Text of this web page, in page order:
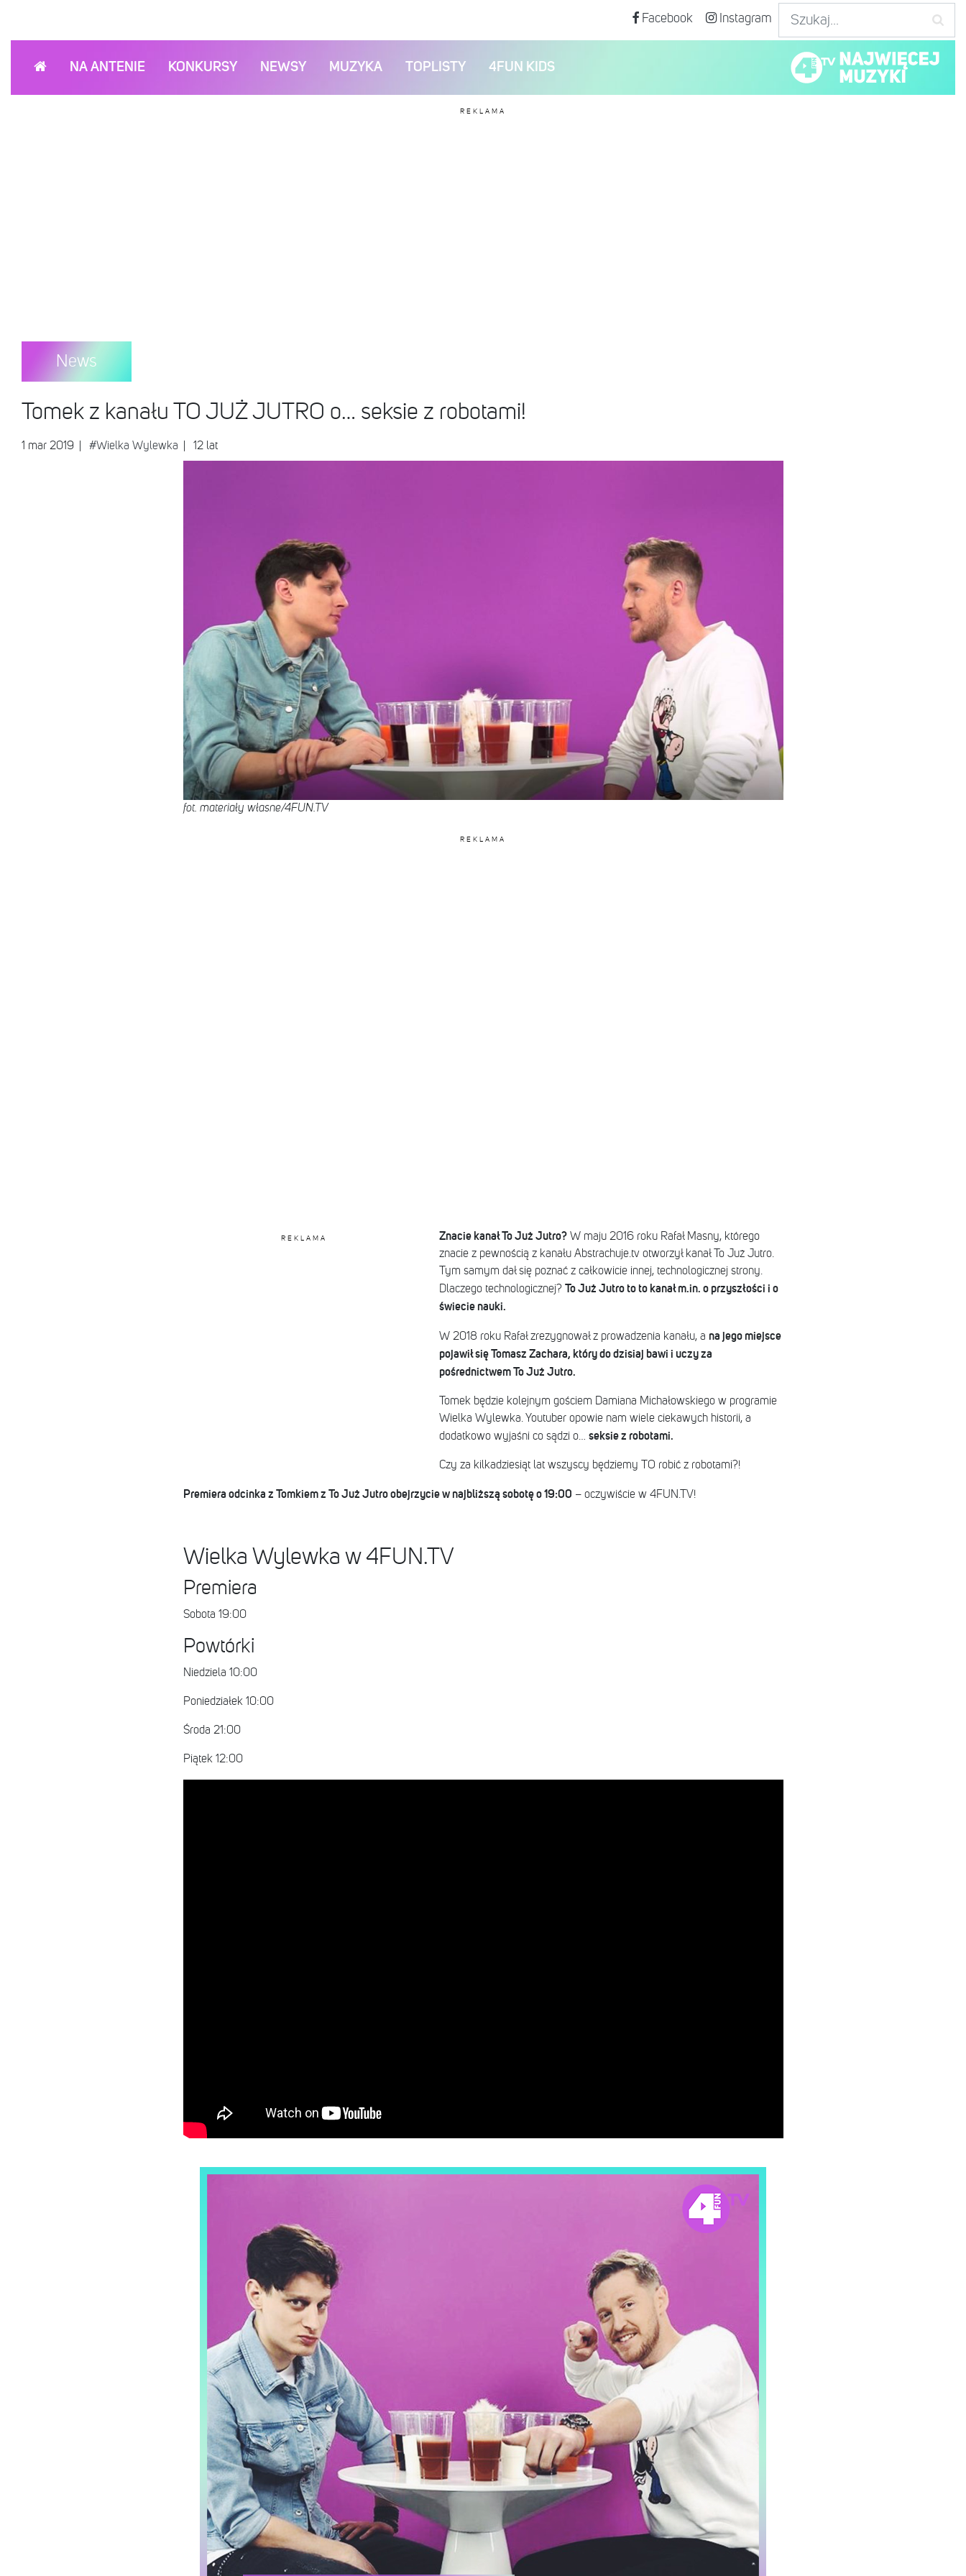
Facebook Instagram
NA ANTENIE KONKURSY NEWSY MUZYKA TOPLISTY 4FUN KIDS
REKLAMA
News
Tomek z kanału TO JUŻ JUTRO o… seksie z robotami!
1 mar 2019 #Wielka Wylewka | 12 lat
fot. materiały własne/4FUN.TV
REKLAMA
REKLAMA Znacie kanał To Już Jutro?W maju 2016 roku Rafał Masny, którego
znacie z pewnością z kanału Abstrachuje.tv otworzył kanał To Już Jutro.
Tym samym dał się poznać z całkowicie innej, technologicznej strony.
Dlaczego technologicznej? To Już Jutro to to kanał m.in. o przyszłości i o
świecie nauki.
W 2018 roku Rafał zrezygnował z prowadzenia kanału, a na jego miejsce
pojawił się Tomasz Zachara, który do dzisiaj bawi i uczy za
pośrednictwem To Już Jutro.
Tomek będzie kolejnym gościem Damiana Michałowskiego w programie
Wielka Wylewka. Youtuber opowie nam wiele ciekawych historii, a
dodatkowo wyjaśni co sądzi o… seksie z robotami.
Czy za kilkadziesiąt lat wszyscy będziemy TO robić z robotami?!
Premiera odcinka z Tomkiem z To Już Jutro obejrzycie w najbliższą sobotę o 19:00 – oczywiście w 4FUN.TV!
Wielka Wylewka w 4FUN.TV
Premiera
Sobota 19:00
Powtórki
Niedziela 10:00
Poniedziałek 10:00
Środa 21:00
Piątek 12:00